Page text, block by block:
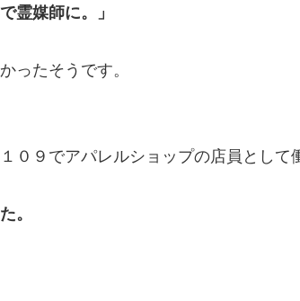
霊媒師に。」
ったそうです。
０９でアパレルショップの店員として
た。